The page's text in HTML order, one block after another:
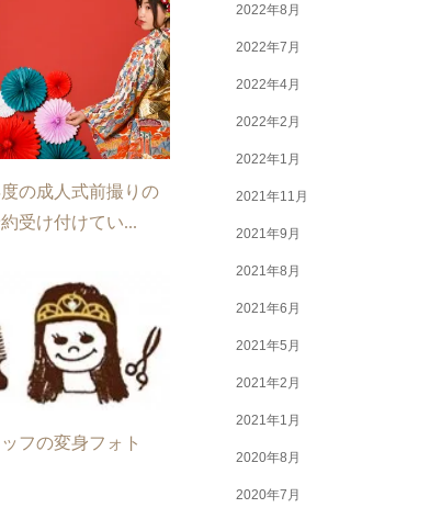
の成人式前撮りの
受け付けてい...
フの変身フォト
2022年8月
2022年7月
2022年4月
2022年2月
2022年1月
2021年11月
2021年9月
2021年8月
2021年6月
2021年5月
2021年2月
2021年1月
2020年8月
2020年7月